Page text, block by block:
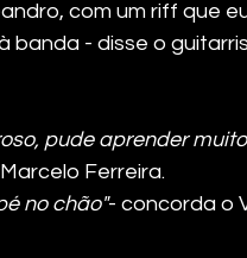
com um riff que
- disse o
pude aprender
Ferreira.
no chão"- concorda o